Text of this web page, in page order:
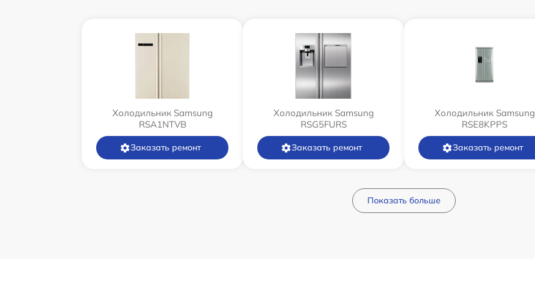
Холодильник Samsung
RSA1NTVB
Заказать ремонт
Холодильник Samsung
RSG5FURS
Заказать ремонт
Холодильник Samsung
RSE8KPPS
Заказать ремонт
Показать больше